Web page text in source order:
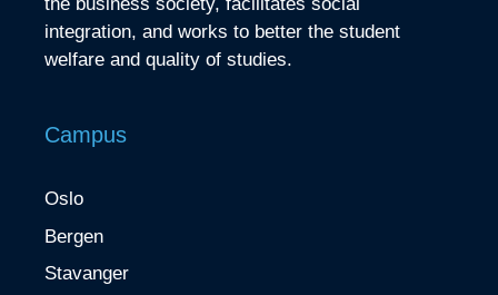
integration, and works to better the student
welfare and quality of studies.
Campus
Oslo
Bergen
Stavanger